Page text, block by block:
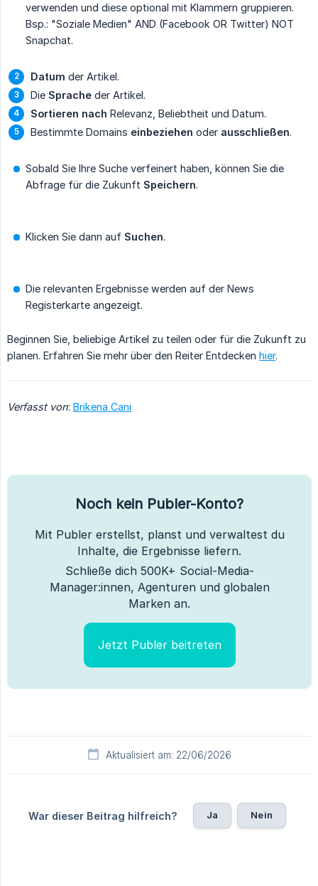
verwenden und diese optional mit Klammern gruppieren.
Bsp.: "Soziale Medien" AND (Facebook OR Twitter) NOT
Snapchat.
Datum der Artikel.
Die Sprache der Artikel.
Sortieren nach Relevanz, Beliebtheit und Datum.
Bestimmte Domains einbeziehen oder ausschließen.
Sobald Sie Ihre Suche verfeinert haben, können Sie die
Abfrage für die Zukunft Speichern.
Klicken Sie dann auf Suchen.
Die relevanten Ergebnisse werden auf der News
Registerkarte angezeigt.
Beginnen Sie, beliebige Artikel zu teilen oder für die Zukunft zu
planen. Erfahren Sie mehr über den Reiter Entdecken hier.
Verfasst von: Brikena Cani
Noch kein Publer-Konto?
Mit Publer erstellst, planst und verwaltest du
Inhalte, die Ergebnisse liefern.
Schließe dich 500K+ Social-Media-
Manager:innen, Agenturen und globalen
Marken an.
Jetzt Publer beitreten
Aktualisiert am: 22/06/2026
War dieser Beitrag hilfreich? Ja Nein